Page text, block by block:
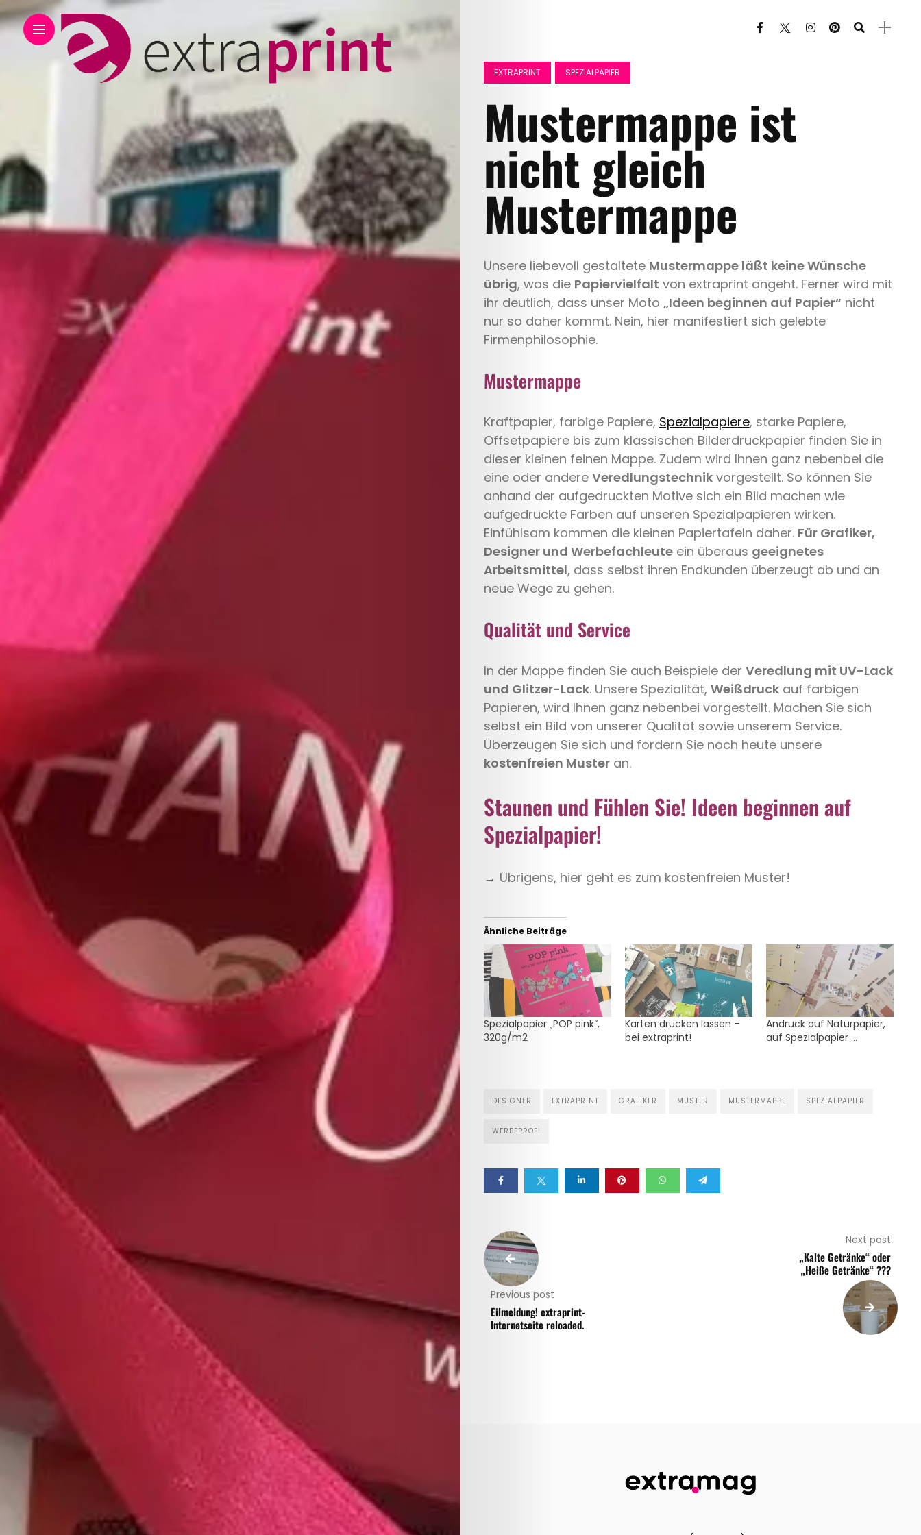
Hochzeit
Save
the
Date
Spezialpapier
Weißdruck
Heissfolie
Expertentipp
Search
EXTRAPRINT SPEZIALPAPIER
Mustermappe ist
nicht gleich
Mustermappe
Unsere liebevoll gestaltete Mustermappe läßt keine Wünsche
übrig, was die Papiervielfalt von extraprint angeht. Ferner wird mit
ihr deutlich, dass unser Moto „Ideen beginnen auf Papier“ nicht
nur so daher kommt. Nein, hier manifestiert sich gelebte
Firmenphilosophie.
Mustermappe
Kraftpapier, farbige Papiere, Spezialpapiere, starke Papiere,
Offsetpapiere bis zum klassischen Bilderdruckpapier finden Sie in
dieser kleinen feinen Mappe. Zudem wird Ihnen ganz nebenbei die
eine oder andere Veredlungstechnikvorgestellt. So können Sie
anhand der aufgedruckten Motive sich ein Bild machen wie
aufgedruckte Farben auf unseren Spezialpapieren wirken.
Einfühlsam kommen die kleinen Papiertafeln daher. Für Grafiker,
Designer und Werbefachleuteein überaus geeignetes
Arbeitsmittel, dass selbst ihren Endkunden überzeugt ab und an
neue Wege zu gehen.
Qualität und Service
In der Mappe finden Sie auch Beispiele der Veredlung mit UV-Lack
und Glitzer-Lack. Unsere Spezialität, Weißdruckauf farbigen
Papieren, wird Ihnen ganz nebenbei vorgestellt. Machen Sie sich
selbst ein Bild von unserer Qualität sowie unserem Service.
Überzeugen Sie sich und fordern Sie noch heute unsere
kostenfreien Musteran.
Staunen und Fühlen Sie! Ideen beginnen auf
Spezialpapier!
→ Übrigens, hier geht es zum kostenfreien Muster!
Ähnliche Beiträge
Spezialpapier „POP pink“,
320g/m2
Karten drucken lassen –
bei extraprint!
Andruck auf Naturpapier,
auf Spezialpapier …
DESIGNER EXTRAPRINT GRAFIKER MUSTER MUSTERMAPPE SPEZIALPAPIER
WERBEPROFI
Previous post
Eilmeldung! extraprint-
Internetseite reloaded.
Next post
„Kalte Getränke“ oder
„Heiße Getränke“ ???